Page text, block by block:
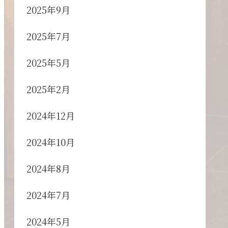
2025年9月
2025年7月
2025年5月
2025年2月
2024年12月
2024年10月
2024年8月
2024年7月
2024年5月